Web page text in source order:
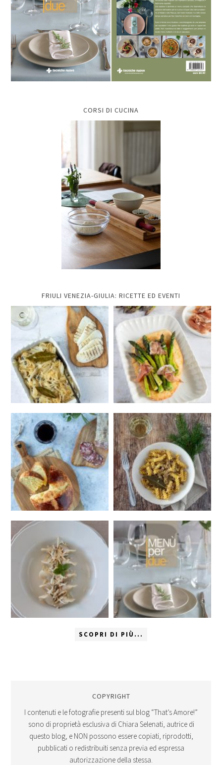
CORSI DI CUCINA
FRIULI VENEZIA-GIULIA: RICETTE ED EVENTI
SCOPRI DI PIÙ...
COPYRIGHT
I contenuti e le fotografie presenti sul blog “That’s Amore!”
sono di proprietà esclusiva di Chiara Selenati, autrice di
questo blog, e NON possono essere copiati, riprodotti,
pubblicati o redistribuiti senza previa ed espressa
autorizzazione della stessa.